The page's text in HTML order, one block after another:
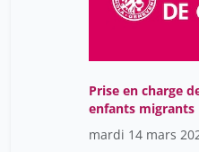
Prise en charge
enfants migrants
mardi 14 mars